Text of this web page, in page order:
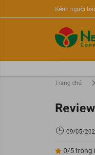
Kênh người
Trang chủ
09/05/
0/5 trong